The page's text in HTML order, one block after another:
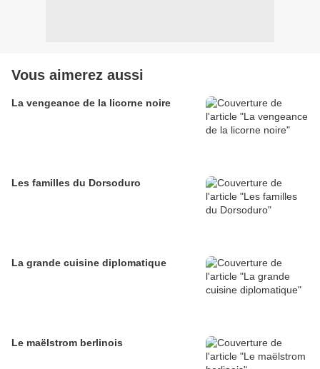
Vous aimerez aussi
La vengeance de la licorne noire
Les familles du Dorsoduro
La grande cuisine diplomatique
Le maëlstrom berlinois